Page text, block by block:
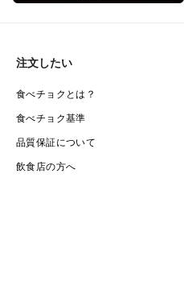
注文したい
食べチョクとは？
食べチョク基準
品質保証について
飲食店の方へ